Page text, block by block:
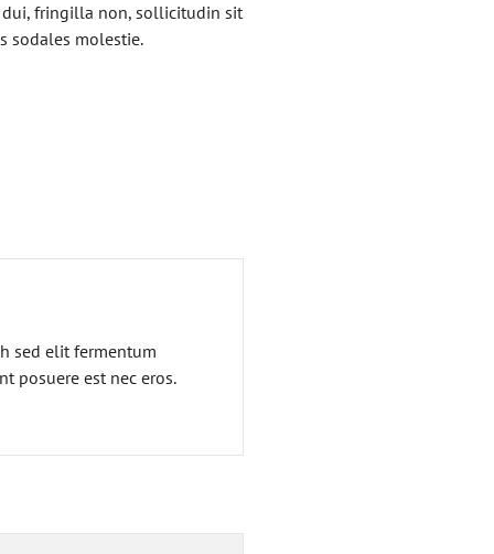
fringilla non, sollicitudin sit
sodales molestie.
sed elit fermentum
posuere est nec eros.